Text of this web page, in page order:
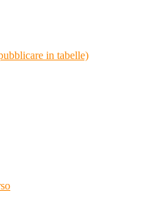
in tabelle)